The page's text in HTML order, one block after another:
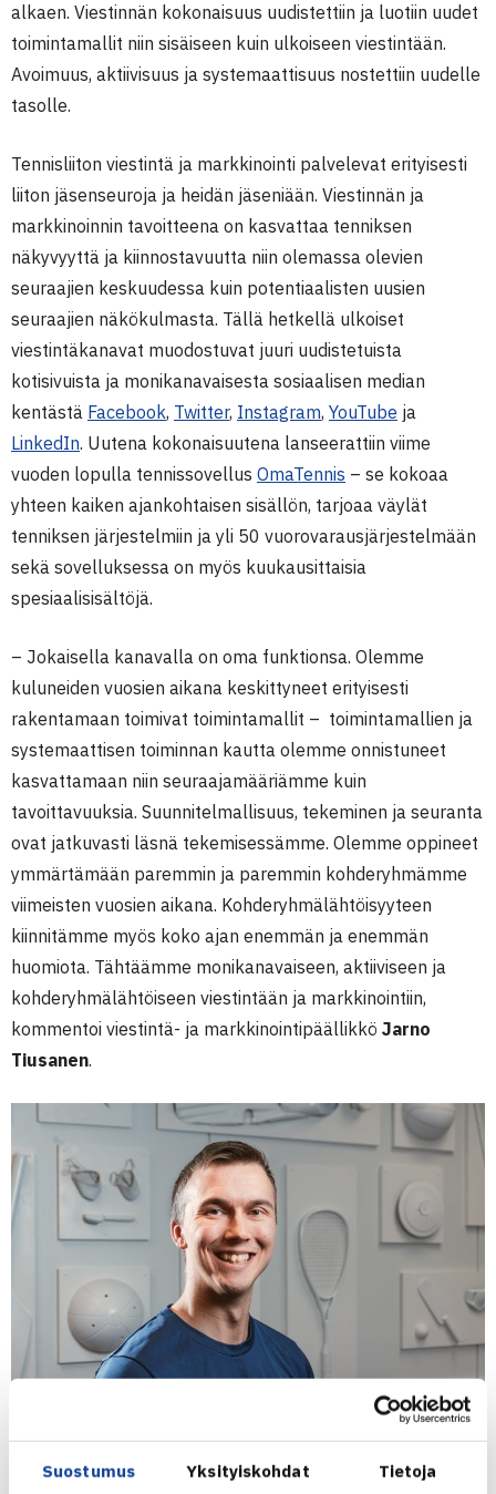
Suostumus Yksityiskohdat Tietoja
alkaen. Viestinnän kokonaisuus uudistettiin ja luotiin uudet
toimintamallit niin sisäiseen kuin ulkoiseen viestintään.
Avoimuus, aktiivisuus ja systemaattisuus nostettiin uudelle
tasolle.
Tennisliiton viestintä ja markkinointi palvelevat erityisesti
liiton jäsenseuroja ja heidän jäseniään. Viestinnän ja
markkinoinnin tavoitteena on kasvattaa tenniksen
näkyvyyttä ja kiinnostavuutta niin olemassa olevien
seuraajien keskuudessa kuin potentiaalisten uusien
seuraajien näkökulmasta. Tällä hetkellä ulkoiset
viestintäkanavat muodostuvat juuri uudistetuista
kotisivuista ja monikanavaisesta sosiaalisen median
kentästä Facebook, Twitter, Instagram, YouTube ja
LinkedIn. Uutena kokonaisuutena lanseerattiin viime
vuoden lopulla tennissovellus OmaTennis – se kokoaa
yhteen kaiken ajankohtaisen sisällön, tarjoaa väylät
tenniksen järjestelmiin ja yli 50 vuorovarausjärjestelmään
sekä sovelluksessa on myös kuukausittaisia
spesiaalisisältöjä.
– Jokaisella kanavalla on oma funktionsa. Olemme
kuluneiden vuosien aikana keskittyneet erityisesti
rakentamaan toimivat toimintamallit – toimintamallien ja
systemaattisen toiminnan kautta olemme onnistuneet
kasvattamaan niin seuraajamääriämme kuin
tavoittavuuksia. Suunnitelmallisuus, tekeminen ja seuranta
ovat jatkuvasti läsnä tekemisessämme. Olemme oppineet
ymmärtämään paremmin ja paremmin kohderyhmämme
viimeisten vuosien aikana. Kohderyhmälähtöisyyteen
kiinnitämme myös koko ajan enemmän ja enemmän
huomiota. Tähtäämme monikanavaiseen, aktiiviseen ja
kohderyhmälähtöiseen viestintään ja markkinointiin,
kommentoi viestintä- ja markkinointipäällikkö Jarno
Tiusanen.
Viestintä ja markkinointi nähdään siis uudessa strategiassa